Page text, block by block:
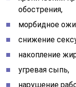
обострения,
морбидное
снижение
накопление
угревая сыпь,
нарушение